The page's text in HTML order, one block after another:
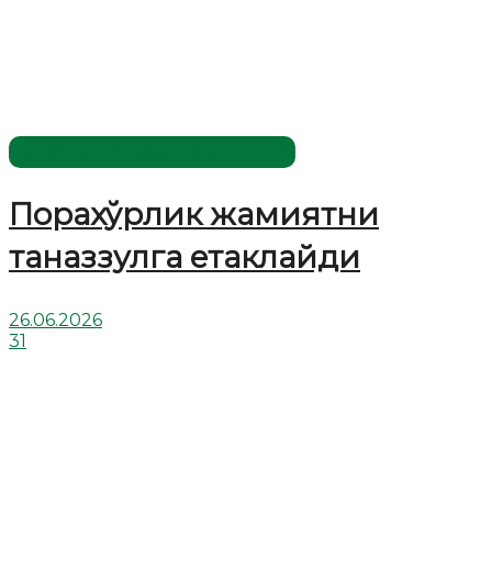
Порахўрлик жамиятни
таназзулга етаклайди
26.06.2026
31